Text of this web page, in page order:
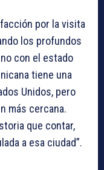
por la visita
los profundos
con el estado
tiene una
Unidos, pero
más cercana.
que contar,
a esa ciudad”.